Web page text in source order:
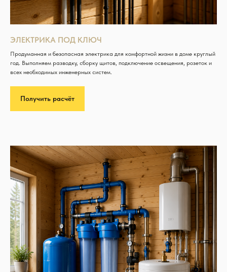
ЭЛЕКТРИКА ПОД КЛЮЧ
Продуманная и безопасная электрика для комфортной жизни в доме круглый
год. Выполняем разводку, сборку щитов, подключение освещения, розеток и
всех необходимых инженерных систем.
Получить расчёт